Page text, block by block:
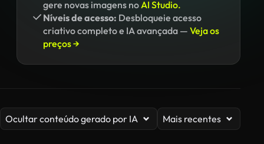
gere novas imagens noAI Studio.
Níveis de acesso: Desbloqueie acesso
criativo completo e IA avançada — Veja os
preços →
Ocultar conteúdo gerado por IA Mais recentes